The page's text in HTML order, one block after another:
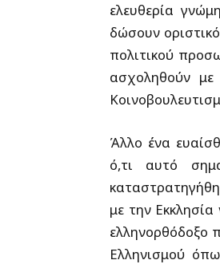
ελευθερία
δώσουν
πολιτικού
ασχοληθούν
Άλλο ένα
ό,τι αυτό
με την
ελληνορθόδοξο
Ελληνισμού